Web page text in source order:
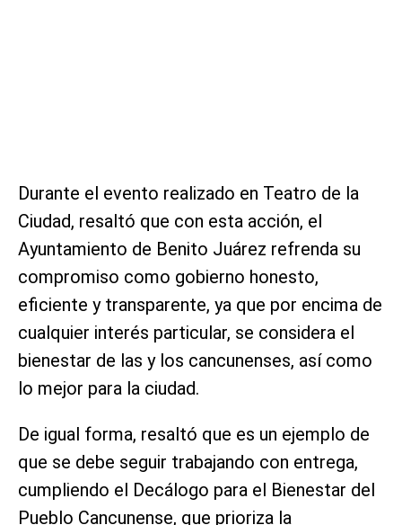
Durante el evento realizado en Teatro de la
Ciudad, resaltó que con esta acción, el
Ayuntamiento de Benito Juárez refrenda su
compromiso como gobierno honesto,
eficiente y transparente, ya que por encima de
cualquier interés particular, se considera el
bienestar de las y los cancunenses, así como
lo mejor para la ciudad.
De igual forma, resaltó que es un ejemplo de
que se debe seguir trabajando con entrega,
cumpliendo el Decálogo para el Bienestar del
Pueblo Cancunense, que prioriza la